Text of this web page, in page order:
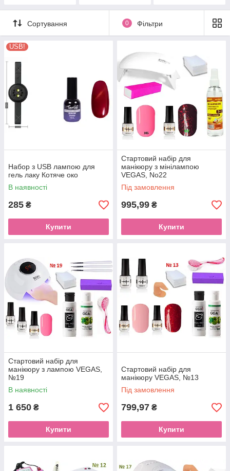
Сортування 0 Фільтри
USB!
Набор з USB лампою для
гель лаку Котяче око
В наявності
285 ₴
Купити
Стартовий набір для
манікюру з мінілампою
VEGAS, No22
Під замовлення
995,99 ₴
Купити
Стартовий набір для
манікюру з лампою VEGAS,
№19
В наявності
1 650 ₴
Купити
Стартовий набір для
манікюру VEGAS, №13
Під замовлення
799,97 ₴
Купити